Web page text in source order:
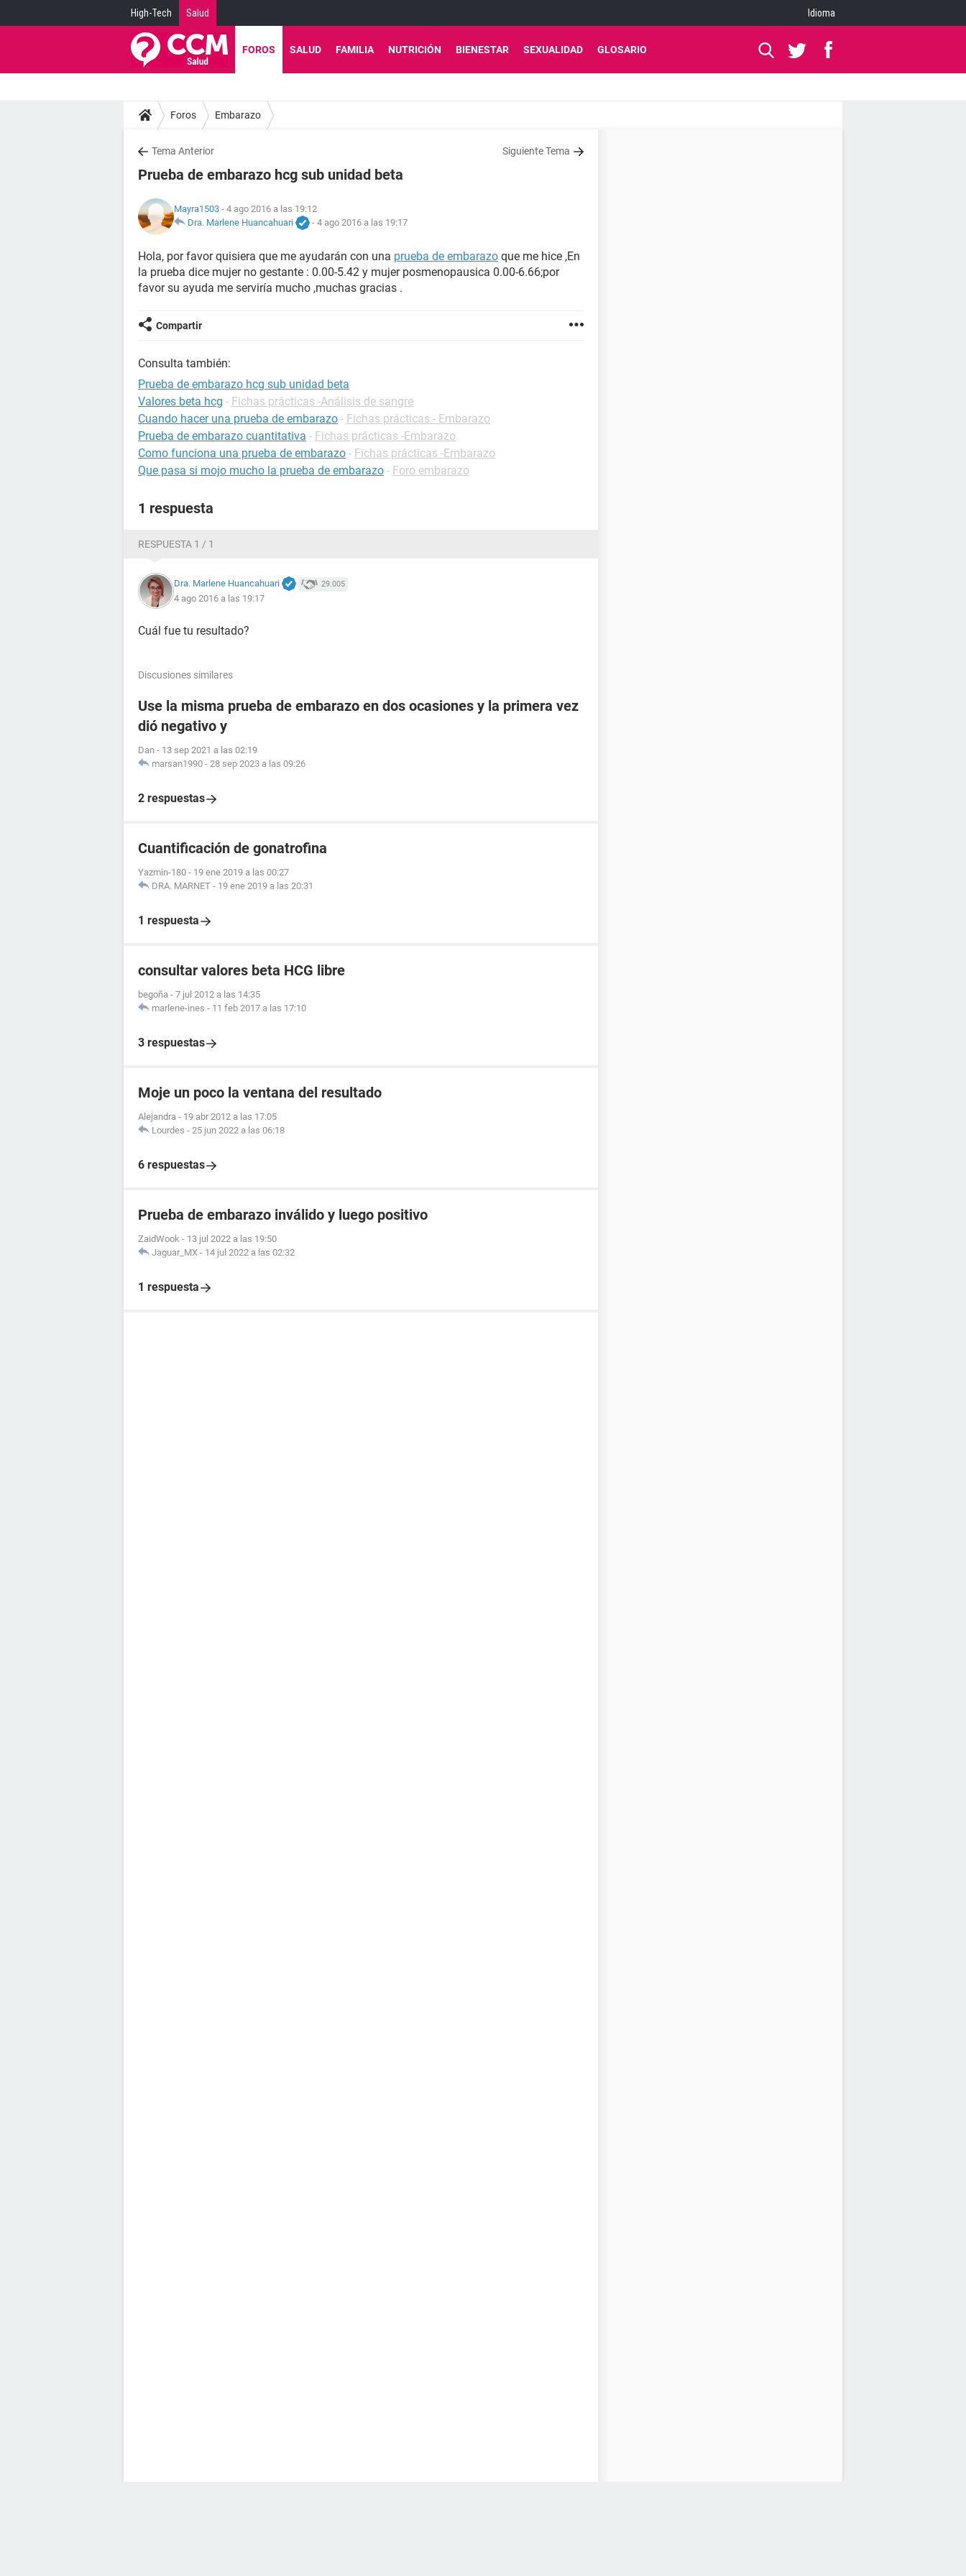
High-Tech Salud Idioma
FOROS SALUD FAMILIA NUTRICIÓN BIENESTAR SEXUALIDAD GLOSARIO
Foros Embarazo
Tema Anterior Siguiente Tema
Prueba de embarazo hcg sub unidad beta
Mayra1503 - 4 ago 2016 a las 19:12
Dra. Marlene Huancahuari
- 4 ago 2016 a las 19:17
Hola, por favor quisiera que me ayudarán con una prueba de embarazo que me hice ,En
la prueba dice mujer no gestante : 0.00-5.42 y mujer posmenopausica 0.00-6.66;por
favor su ayuda me serviría mucho ,muchas gracias .
Compartir
Consulta también:
Prueba de embarazo hcg sub unidad beta
Valores beta hcg - Fichas prácticas -Análisis de sangre
Cuando hacer una prueba de embarazo - Fichas prácticas - Embarazo
Prueba de embarazo cuantitativa - Fichas prácticas -Embarazo
Como funciona una prueba de embarazo - Fichas prácticas -Embarazo
Que pasa si mojo mucho la prueba de embarazo - Foro embarazo
1 respuesta
RESPUESTA 1 / 1
Dra. Marlene Huancahuari 29.005
4 ago 2016 a las 19:17
Cuál fue tu resultado?
Discusiones similares
Use la misma prueba de embarazo en dos ocasiones y la primera vez
dió negativo y
Dan - 13 sep 2021 a las 02:19
marsan1990 - 28 sep 2023 a las 09:26
2 respuestas
Cuantificación de gonatrofina
Yazmin-180 - 19 ene 2019 a las 00:27
DRA. MARNET - 19 ene 2019 a las 20:31
1 respuesta
consultar valores beta HCG libre
begoña - 7 jul 2012 a las 14:35
marlene-ines - 11 feb 2017 a las 17:10
3 respuestas
Moje un poco la ventana del resultado
Alejandra - 19 abr 2012 a las 17:05
Lourdes - 25 jun 2022 a las 06:18
6 respuestas
Prueba de embarazo inválido y luego positivo
ZaidWook - 13 jul 2022 a las 19:50
Jaguar_MX - 14 jul 2022 a las 02:32
1 respuesta